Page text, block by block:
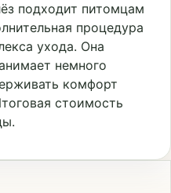
подходит питомцам
процедура
ухода. Она
немного
комфорт
стоимость